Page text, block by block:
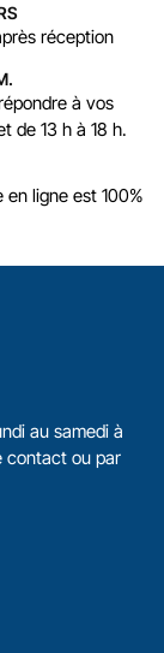
réception
à vos
de 13 h à 18 h.
ligne est 100%
au samedi à
contact ou par